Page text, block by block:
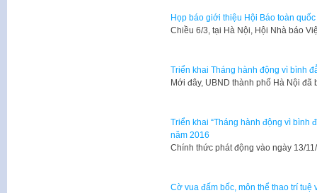
Họp báo giới thiệu Hội Báo toàn
Chiều 6/3, tại Hà Nội, Hội Nhà báo
Triển khai Tháng hành động vì bình
Mới đây, UBND thành phố Hà Nội
Triển khai “Tháng hành động vì bình
năm 2016
Chính thức phát động vào ngày 13/
Cờ vua đấm bốc, môn thể thao trí tuệ